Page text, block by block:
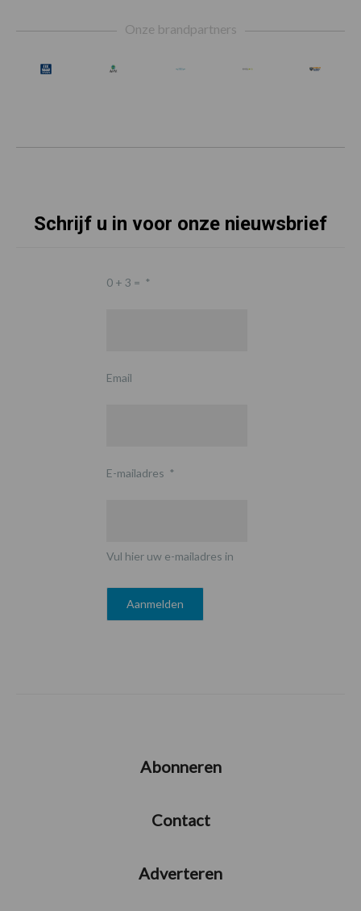
Onze brandpartners
Schrijf u in voor onze nieuwsbrief
0 + 3 = *
Email
E-mailadres *
Vul hier uw e-mailadres in
Abonneren
Contact
Adverteren